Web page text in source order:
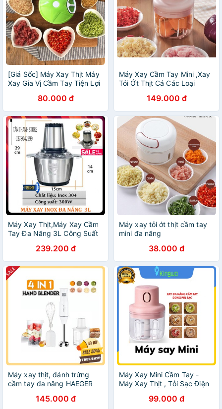
[Giá Sốc] Máy Xay Thịt Máy
Xay Gia Vị Cầm Tay Tiện Lợi
80.000 đ
Máy Xay Cầm Tay Mini ,Xay
Tỏi Ớt Thịt Cá Các Loại
149.000 đ
Máy Xay Thịt,Máy Xay Cầm
Tay Đa Năng 3L Công Suất
Xay Sinh Tố239.200 đ
Máy xay tỏi ớt thịt cầm tay
mini đa năng
38.000 đ
Máy xay thịt, đánh trứng
cầm tay đa năng HAEGER
145.000 đ
Máy Xay Mini Cầm Tay -
Máy Xay Thịt , Tỏi Sạc Điện
99.000 đ